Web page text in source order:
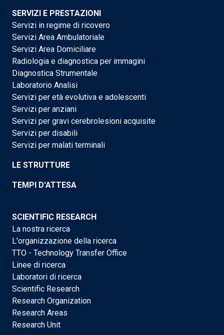
SERVIZI E PRESTAZIONI
Servizi in regime di ricovero
Servizi Area Ambulatoriale
Servizi Area Domiciliare
Radiologia e diagnostica per immagini
Diagnostica Strumentale
Laboratorio Analisi
Servizi per età evolutiva e adolescenti
Servizi per anziani
Servizi per gravi cerebrolesioni acquisite
Servizi per disabili
Servizi per malati terminali
LE STRUTTURE
TEMPI D'ATTESA
SCIENTIFIC RESEARCH
La nostra ricerca
L'organizzazione della ricerca
TTO - Technology Transfer Office
Linee di ricerca
Laboratori di ricerca
Scientific Research
Research Organization
Research Areas
Research Unit